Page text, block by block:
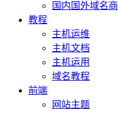
国内国外域名商
教程
主机运维
主机文档
主机运用
域名教程
前端
网站主题